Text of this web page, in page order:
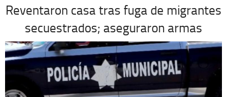
Reventaron casa tras fuga de migrantes
secuestrados; aseguraron armas